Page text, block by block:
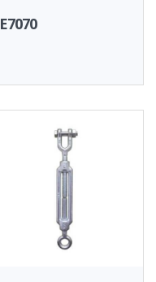
E7070